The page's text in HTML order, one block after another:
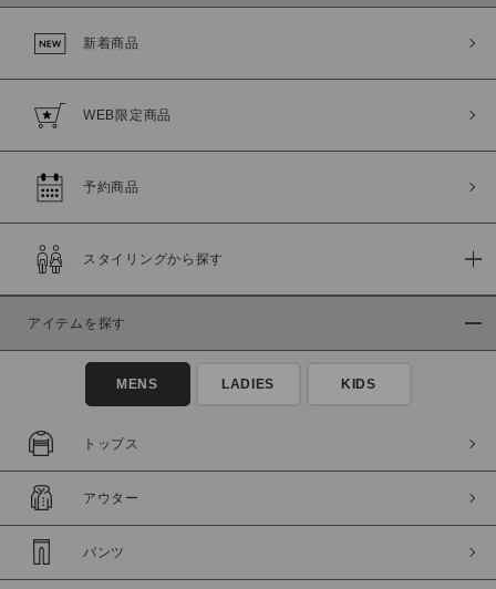
新着商品
WEB限定商品
予約商品
スタイリングから探す
アイテムを探す
MENS LADIES KIDS
トップス
アウター
パンツ